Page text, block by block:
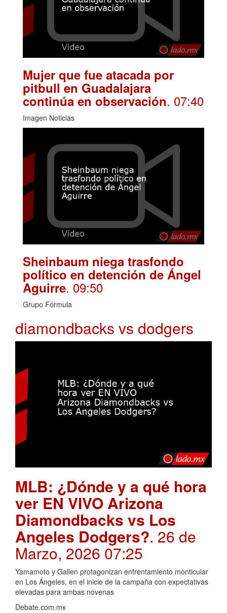
Mujer que fue atacada por
pitbull en Guadalajara
continúa en observación. 07:40
Imagen Noticias
Sheinbaum niega trasfondo
político en detención de Ángel
Aguirre. 09:50
Grupo Fórmula
diamondbacks vs dodgers
MLB: ¿Dónde y a qué hora
ver EN VIVO Arizona
Diamondbacks vs Los
Angeles Dodgers?. 26 de
Marzo, 2026 07:25
Yamamoto y Gallen protagonizan enfrentamiento monticular
en Los Ángeles, en el inicio de la campaña con expectativas
elevadas para ambas novenas
Debate.com.mx